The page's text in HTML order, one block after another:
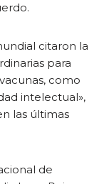
citaron la
para
como
intelectual»,
las últimas
de